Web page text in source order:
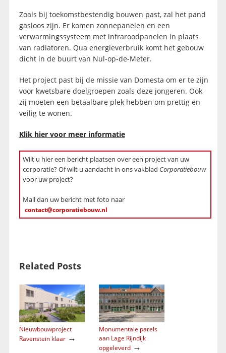
Zoals bij toekomstbestendig bouwen past, zal het pand
gasloos zijn. Er komen zonnepanelen en een
verwarmingssysteem met infraroodpanelen in plaats
van radiatoren. Qua energieverbruik komt het gebouw
dicht in de buurt van Nul-op-de-Meter.
Het project past bij de missie van Domesta om er te zijn
voor kwetsbare doelgroepen zoals deze jongeren. Ook
zij moeten een betaalbare plek hebben om prettig en
veilig te wonen.
Klik hier voor meer informatie
Wilt u hier een bericht plaatsen over een project van uw
corporatie? Of wilt u aandacht in ons vakblad Corporatiebouw
voor uw project?
Mail dan uw bericht met foto naar
contact@corporatiebouw.nl
Related Posts
Nieuwbouwproject
Ravenstein klaar→
Monumentale parels
aan Lage Rijndijk
opgeleverd→